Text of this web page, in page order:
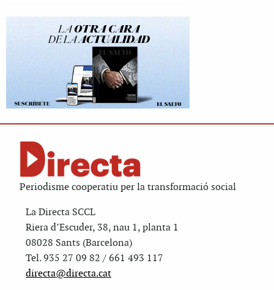
Periodisme cooperatiu per la transformació social
La Directa SCCL
Riera d’Escuder, 38, nau 1, planta 1
08028 Sants (Barcelona)
Tel. 935 27 09 82 / 661 493 117
directa@directa.cat